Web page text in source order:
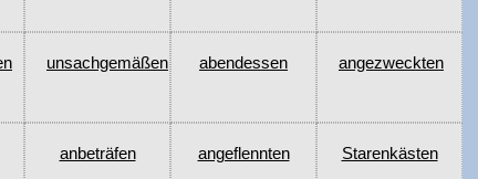
unsachgemäßen abendessen angezweckten
anbeträfen angeflennten Starenkästen